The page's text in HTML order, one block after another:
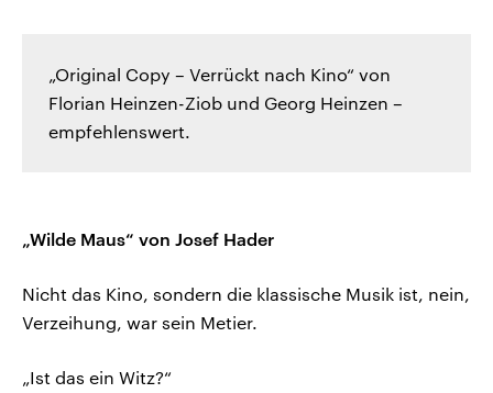
„Original Copy – Verrückt nach Kino“ von
Florian Heinzen-Ziob und Georg Heinzen –
empfehlenswert.
„Wilde Maus“ von Josef Hader
Nicht das Kino, sondern die klassische Musik ist, nein,
Verzeihung, war sein Metier.
„Ist das ein Witz?“